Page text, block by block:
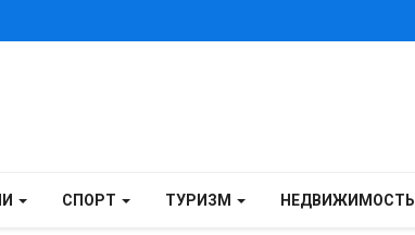
СПОРТ ТУРИЗМ НЕДВИЖИМОСТЬ